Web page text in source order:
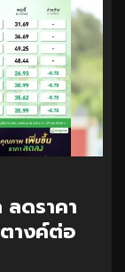
ลดราคา
างค์ต่อ